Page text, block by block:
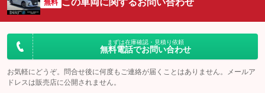
：装備あり ：装備なし
：装備なし
：装備あり
無料 この車両に関するお問い合わせ
まずは在庫確認・見積り依頼
無料電話でお問い合わせ
お気軽にどうぞ。問合せ後に何度もご連絡が届くことはありません。メールア
ドレスは販売店に公開されません。